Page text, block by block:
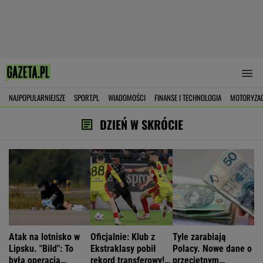
NAJPOPULARNIEJSZE SPORT.PL WIADOMOŚCI FINANSE I TECHNOLOGIA
DZIEŃ W SKRÓCIE
Atak na lotnisko w
Lipsku. "Bild": To
była operacja
Oficjalnie: Klub z
Ekstraklasy pobił
rekord transferowy!
Tyle zarabiają
Polacy. Nowe dane o
przeciętnym